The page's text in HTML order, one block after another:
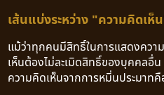
เส้นแบ่งระหว่าง "ความคิดเ
แม้ว่าทุกคนมีสิทธิ์ในการแสดงคว
เห็นต้องไม่ละเมิดสิทธิ์ของบุคคลอื่
ความคิดเห็นจากการหมิ่นประมาทคื